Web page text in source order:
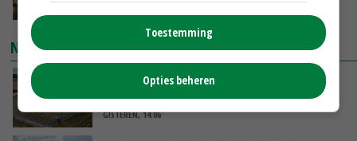
NIEUWSTE VIDEO'S
Droogte veroorzaakt steeds meer problemen:
‘Bassin afgelopen week al leeg’
GISTEREN, 14:06
Toestemming
Opties beheren